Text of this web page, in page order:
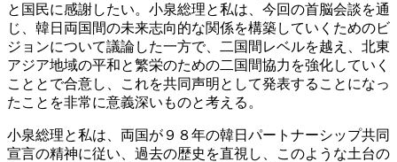
と国民に感謝したい。小泉総理と私は、今回の首脳会談を通
じ、韓日両国間の未来志向的な関係を構築していくためのビ
ジョンについて議論した一方で、二国間レベルを越え、北東
アジア地域の平和と繁栄のための二国間協力を強化していく
こととで合意し、これを共同声明として発表することになっ
たことを非常に意義深いものと考える。
小泉総理と私は、両国が９８年の韓日パートナーシップ共同
宣言の精神に従い、過去の歴史を直視し、このような土台の